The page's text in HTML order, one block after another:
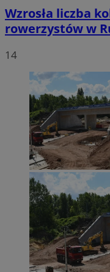
Wzrosła liczba
rowerzystów w
14